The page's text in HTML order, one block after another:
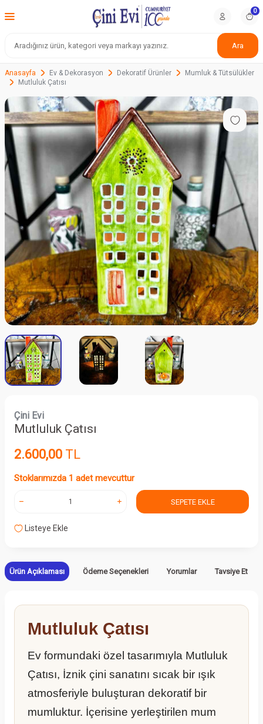
Ara
0
Anasayfa Ev & Dekorasyon Dekoratif Ürünler
Mumluk & Tütsülükler
Mutluluk Çatısı
Çini Evi
Mutluluk Çatısı
2.600,00 TL
Stoklarımızda 1 adet mevcuttur
SEPETE EKLE
Listeye Ekle
Ürün Açıklaması Ödeme Seçenekleri Yorumlar Tavsiye Et
Mutluluk Çatısı
Ev formundaki özel tasarımıyla Mutluluk
Çatısı, İznik çini sanatını sıcak bir ışık
atmosferiyle buluşturan dekoratif bir
mumluktur. İçerisine yerleştirilen mum